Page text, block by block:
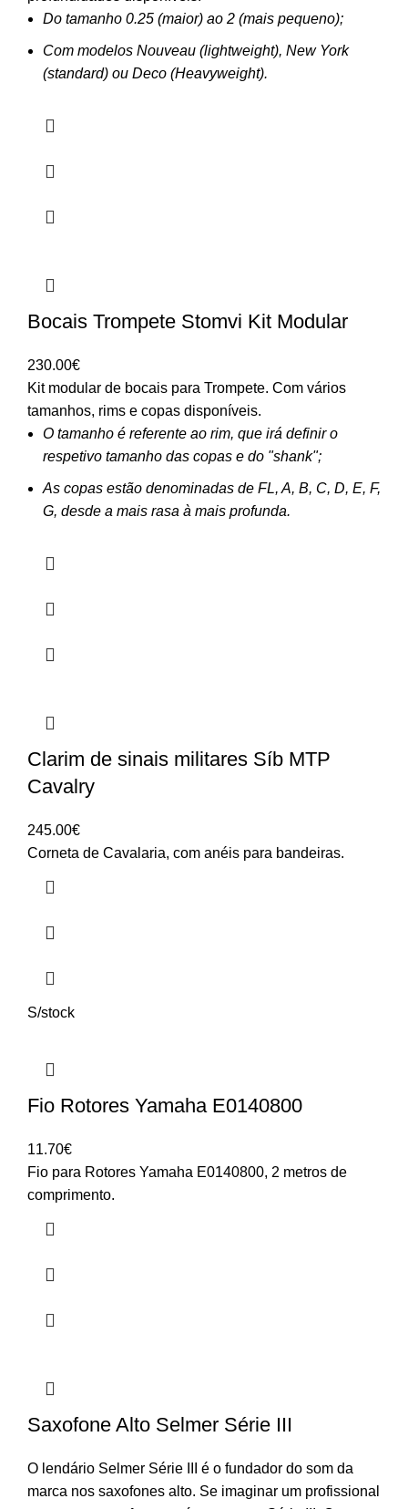
Do tamanho 0.25 (maior) ao 2 (mais pequeno);
Com modelos Nouveau (lightweight), New York
(standard) ou Deco (Heavyweight).
Bocais Trompete Stomvi Kit Modular
230.00€
Kit modular de bocais para Trompete. Com vários
tamanhos, rims e copas disponíveis.
O tamanho é referente ao rim, que irá definir o
respetivo tamanho das copas e do "shank";
As copas estão denominadas de FL, A, B, C, D, E, F,
G, desde a mais rasa à mais profunda.
Clarim de sinais militares Síb MTP
Cavalry
245.00€
Corneta de Cavalaria, com anéis para bandeiras.
S/stock
Fio Rotores Yamaha E0140800
11.70€
Fio para Rotores Yamaha E0140800, 2 metros de
comprimento.
Saxofone Alto Selmer Série III
O lendário Selmer Série III é o fundador do som da
marca nos saxofones alto. Se imaginar um profissional